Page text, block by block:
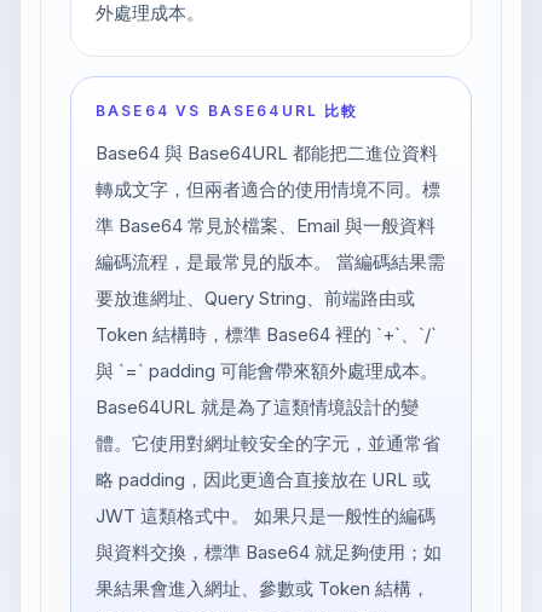
外處理成本。
BASE64 VS BASE64URL 比較
Base64 與 Base64URL 都能把二進位資料
轉成文字，但兩者適合的使用情境不同。標
準 Base64 常見於檔案、Email 與一般資料
編碼流程，是最常見的版本。 當編碼結果需
要放進網址、Query String、前端路由或
Token 結構時，標準 Base64 裡的 `+`、`/`
與 `=` padding 可能會帶來額外處理成本。
Base64URL 就是為了這類情境設計的變
體。它使用對網址較安全的字元，並通常省
略 padding，因此更適合直接放在 URL 或
JWT 這類格式中。 如果只是一般性的編碼
與資料交換，標準 Base64 就足夠使用；如
果結果會進入網址、參數或 Token 結構，